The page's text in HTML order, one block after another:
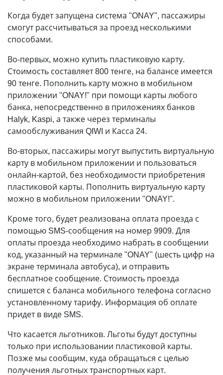
Когда будет запущена система "ONAY", пассажиры
смогут рассчитываться за проезд несколькими
способами.
Во-первых, можно купить пластиковую карту.
Стоимость составляет 800 тенге, на балансе имеется
90 тенге. Пополнить карту можно в мобильном
приложении "ONAY!" при помощи карты любого
банка, непосредственно в приложениях банков
Halyk, Kaspi, а также через терминалы
самообслуживания QIWI и Касса 24.
Во-вторых, пассажиры могут выпустить виртуальную
карту в мобильном приложении и пользоваться
онлайн-картой, без необходимости приобретения
пластиковой карты. Пополнить виртуальную карту
можно в мобильном приложении "ONAY!".
Кроме того, будет реализована оплата проезда с
помощью SMS-сообщения на номер 9909. Для
оплаты проезда необходимо набрать в сообщении
код, указанный на терминале "ONAY" (шесть цифр на
экране терминала автобуса), и отправить
бесплатное сообщение. Стоимость проезда
спишется с баланса мобильного телефона согласно
установленному тарифу. Информация об оплате
придет в виде SMS.
Что касается льготников. Льготы будут доступны
только при использовании пластиковой карты.
Позже мы сообщим, куда обращаться с целью
получения льготных транспортных карт.